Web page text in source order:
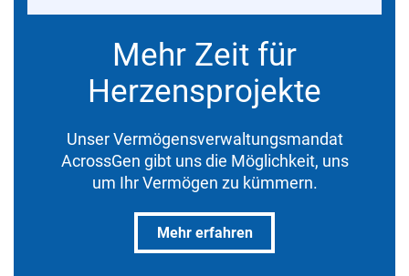
Mehr Zeit für
Herzensprojekte
Unser Vermögensverwaltungsmandat
AcrossGen gibt uns die Möglichkeit, uns
um Ihr Vermögen zu kümmern.
Mehr erfahren